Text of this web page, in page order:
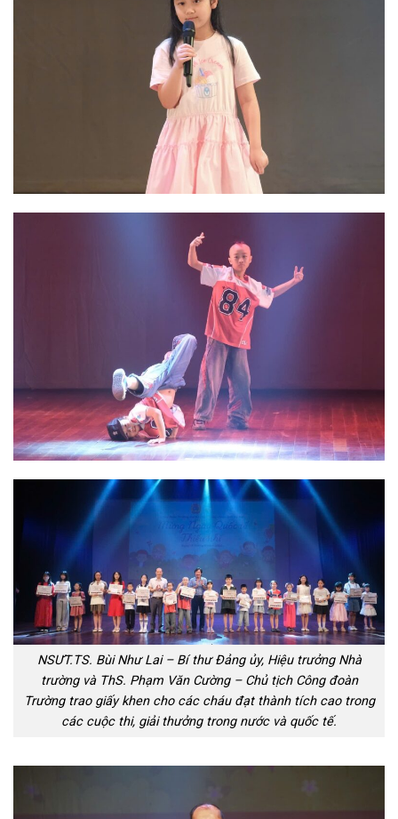
NSƯT.TS. Bùi Như Lai – Bí thư Đảng ủy, Hiệu trưởng Nhà
trường và ThS. Phạm Văn Cường – Chủ tịch Công đoàn
Trường trao giấy khen cho các cháu đạt thành tích cao trong
các cuộc thi, giải thưởng trong nước và quốc tế.